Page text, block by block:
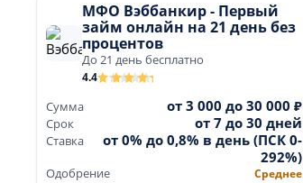
МФО Вэббанкир - Первый
займ онлайн на 21 день без
процентов
До 21 день бесплатно
4.4
Сумма от 3 000 до 30 000 ₽
Срок от 7 до 30 дней
Ставка
от 0% до 0,8% в день (ПСК 0-
292%)
Одобрение Среднее